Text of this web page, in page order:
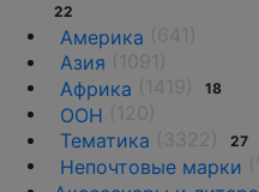
22
Америка
Азия
Африка
18
ООН
Тематика
27
Непочтовые марки